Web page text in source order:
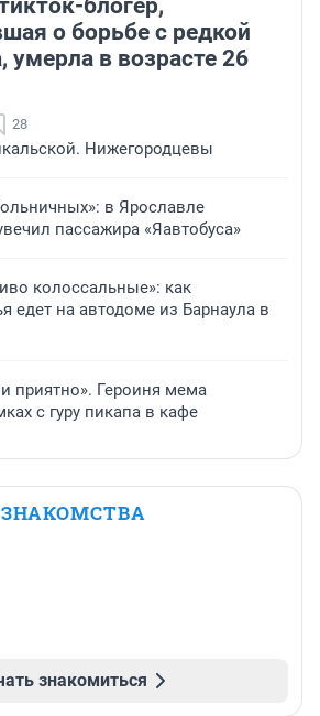
блогер,
о борьбе с редкой
умерла в возрасте 26
28
Нижегородцевы
в Ярославле
пассажира «Яавтобуса»
колоссальные»: как
едет на автодоме из Барнаула в
приятно». Героиня мема
с гуру пикапа в кафе
ЗНАКОМСТВА
знакомиться